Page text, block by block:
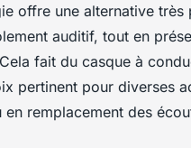
offre une alternative très
auditif, tout en
fait du casque à
pertinent pour diverses
remplacement des